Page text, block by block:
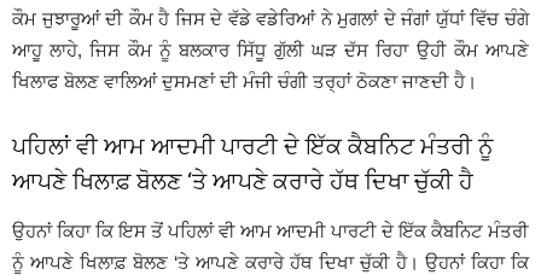
ਕੌਮ ਜੁਝਾਰੂਆਂ ਦੀ ਕੌਮ ਹੈ ਜਿਸ ਦੇ ਵੱਡੇ ਵਡੇਰਿਆਂ ਨੇ ਮੁਗਲਾਂ ਦੇ ਜੰਗਾਂ ਯੁੱਧਾਂ ਵਿੱਚ ਚੰਗੇ
ਆਹੂ ਲਾਹੇ, ਜਿਸ ਕੌਮ ਨੂੰ ਬਲਕਾਰ ਸਿੱਧੂ ਗੁੱਲੀ ਘੜ ਦੱਸ ਰਿਹਾ ਉਹੀ ਕੌਮ ਆਪਣੇ
ਖਿਲਾਫ ਬੋਲਣ ਵਾਲਿਆਂ ਦੁਸਮਣਾਂ ਦੀ ਮੰਜੀ ਚੰਗੀ ਤਰ੍ਹਾਂ ਠੋਕਣਾ ਜਾਣਦੀ ਹੈ।
ਪਹਿਲਾਂ ਵੀ ਆਮ ਆਦਮੀ ਪਾਰਟੀ ਦੇ ਇੱਕ ਕੈਬਨਿਟ ਮੰਤਰੀ ਨੂੰ
ਆਪਣੇ ਖਿਲਾਫ਼ ਬੋਲਣ ‘ਤੇ ਆਪਣੇ ਕਰਾਰੇ ਹੱਥ ਦਿਖਾ ਚੁੱਕੀ ਹੈ
ਉਹਨਾਂ ਕਿਹਾ ਕਿ ਇਸ ਤੋਂ ਪਹਿਲਾਂ ਵੀ ਆਮ ਆਦਮੀ ਪਾਰਟੀ ਦੇ ਇੱਕ ਕੈਬਨਿਟ ਮੰਤਰੀ
ਨੂੰ ਆਪਣੇ ਖਿਲਾਫ਼ ਬੋਲਣ ‘ਤੇ ਆਪਣੇ ਕਰਾਰੇ ਹੱਥ ਦਿਖਾ ਚੁੱਕੀ ਹੈ। ਉਹਨਾਂ ਕਿਹਾ ਕਿ